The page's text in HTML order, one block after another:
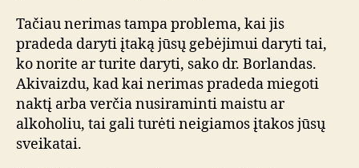
Tačiau nerimas tampa problema, kai jis
pradeda daryti įtaką jūsų gebėjimui daryti tai,
ko norite ar turite daryti, sako dr. Borlandas.
Akivaizdu, kad kai nerimas pradeda miegoti
naktį arba verčia nusiraminti maistu ar
alkoholiu, tai gali turėti neigiamos įtakos jūsų
sveikatai.